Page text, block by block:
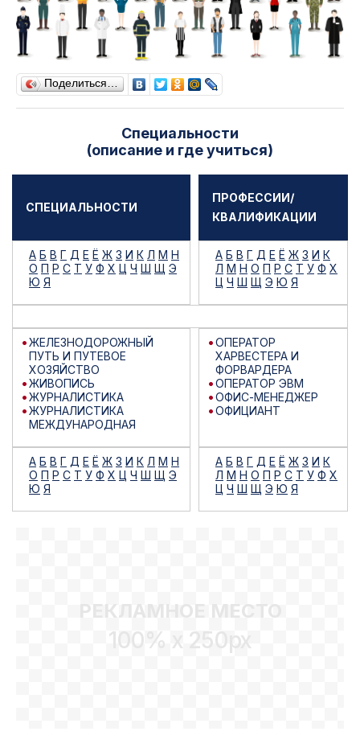
Поделиться…
Специальности
(описание и где учиться)
СПЕЦИАЛЬНОСТИ
ПРОФЕССИИ/
КВАЛИФИКАЦИИ
А Б В Г Д Е Ё Ж З И К Л М Н
О П Р С Т У Ф Х Ц Ч Ш Щ Э
Ю Я
А Б В Г Д Е Ё Ж З И К
Л М Н О П Р С Т У Ф Х
Ц Ч Ш Щ Э Ю Я
ЖЕЛЕЗНОДОРОЖНЫЙ
ПУТЬ И ПУТЕВОЕ
ХОЗЯЙСТВО
ЖИВОПИСЬ
ЖУРНАЛИСТИКА
ЖУРНАЛИСТИКА
МЕЖДУНАРОДНАЯ
ОПЕРАТОР
ХАРВЕСТЕРА И
ФОРВАРДЕРА
ОПЕРАТОР ЭВМ
ОФИС-МЕНЕДЖЕР
ОФИЦИАНТ
А Б В Г Д Е Ё Ж З И К Л М Н
О П Р С Т У Ф Х Ц Ч Ш Щ Э
Ю Я
А Б В Г Д Е Ё Ж З И К
Л М Н О П Р С Т У Ф Х
Ц Ч Ш Щ Э Ю Я
РЕКЛАМНОЕ МЕСТО
100% x 250px